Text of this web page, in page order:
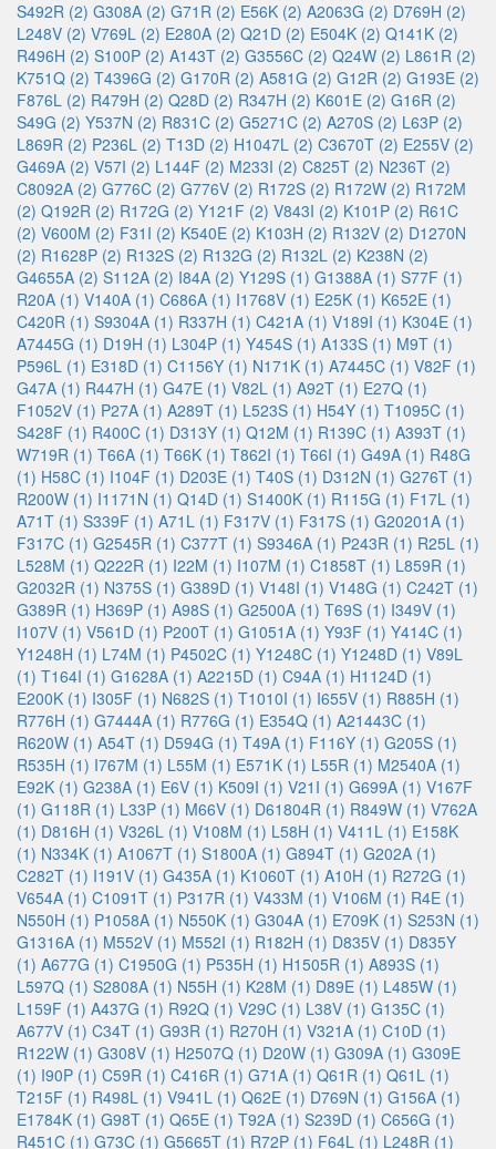
S492R (2) G308A (2) G71R (2) E56K (2) A2063G (2) D769H (2)
L248V (2) V769L (2) E280A (2) Q21D (2) E504K (2) Q141K (2)
R496H (2) S100P (2) A143T (2) G3556C (2) Q24W (2) L861R (2)
K751Q (2) T4396G (2) G170R (2) A581G (2) G12R (2) G193E (2)
F876L (2) R479H (2) Q28D (2) R347H (2) K601E (2) G16R (2)
S49G (2) Y537N (2) R831C (2) G5271C (2) A270S (2) L63P (2)
L869R (2) P236L (2) T13D (2) H1047L (2) C3670T (2) E255V (2)
G469A (2) V57I (2) L144F (2) M233I (2) C825T (2) N236T (2)
C8092A (2) G776C (2) G776V (2) R172S (2) R172W (2) R172M
(2) Q192R (2) R172G (2) Y121F (2) V843I (2) K101P (2) R61C
(2) V600M (2) F31I (2) K540E (2) K103H (2) R132V (2) D1270N
(2) R1628P (2) R132S (2) R132G (2) R132L (2) K238N (2)
G4655A (2) S112A (2) I84A (2) Y129S (1) G1388A (1) S77F (1)
R20A (1) V140A (1) C686A (1) I1768V (1) E25K (1) K652E (1)
C420R (1) S9304A (1) R337H (1) C421A (1) V189I (1) K304E (1)
A7445G (1) D19H (1) L304P (1) Y454S (1) A133S (1) M9T (1)
P596L (1) E318D (1) C1156Y (1) N171K (1) A7445C (1) V82F (1)
G47A (1) R447H (1) G47E (1) V82L (1) A92T (1) E27Q (1)
F1052V (1) P27A (1) A289T (1) L523S (1) H54Y (1) T1095C (1)
S428F (1) R400C (1) D313Y (1) Q12M (1) R139C (1) A393T (1)
W719R (1) T66A (1) T66K (1) T862I (1) T66I (1) G49A (1) R48G
(1) H58C (1) I104F (1) D203E (1) T40S (1) D312N (1) G276T (1)
R200W (1) I1171N (1) Q14D (1) S1400K (1) R115G (1) F17L (1)
A71T (1) S339F (1) A71L (1) F317V (1) F317S (1) G20201A (1)
F317C (1) G2545R (1) C377T (1) S9346A (1) P243R (1) R25L (1)
L528M (1) Q222R (1) I22M (1) I107M (1) C1858T (1) L859R (1)
G2032R (1) N375S (1) G389D (1) V148I (1) V148G (1) C242T (1)
G389R (1) H369P (1) A98S (1) G2500A (1) T69S (1) I349V (1)
I107V (1) V561D (1) P200T (1) G1051A (1) Y93F (1) Y414C (1)
Y1248H (1) L74M (1) P4502C (1) Y1248C (1) Y1248D (1) V89L
(1) T164I (1) G1628A (1) A2215D (1) C94A (1) H1124D (1)
E200K (1) I305F (1) N682S (1) T1010I (1) I655V (1) R885H (1)
R776H (1) G7444A (1) R776G (1) E354Q (1) A21443C (1)
R620W (1) A54T (1) D594G (1) T49A (1) F116Y (1) G205S (1)
R535H (1) I767M (1) L55M (1) E571K (1) L55R (1) M2540A (1)
E92K (1) G238A (1) E6V (1) K509I (1) V21I (1) G699A (1) V167F
(1) G118R (1) L33P (1) M66V (1) D61804R (1) R849W (1) V762A
(1) D816H (1) V326L (1) V108M (1) L58H (1) V411L (1) E158K
(1) N334K (1) A1067T (1) S1800A (1) G894T (1) G202A (1)
C282T (1) I191V (1) G435A (1) K1060T (1) A10H (1) R272G (1)
V654A (1) C1091T (1) P317R (1) V433M (1) V106M (1) R4E (1)
N550H (1) P1058A (1) N550K (1) G304A (1) E709K (1) S253N (1)
G1316A (1) M552V (1) M552I (1) R182H (1) D835V (1) D835Y
(1) A677G (1) C1950G (1) P535H (1) H1505R (1) A893S (1)
L597Q (1) S2808A (1) N55H (1) K28M (1) D89E (1) L485W (1)
L159F (1) A437G (1) R92Q (1) V29C (1) L38V (1) G135C (1)
A677V (1) C34T (1) G93R (1) R270H (1) V321A (1) C10D (1)
R122W (1) G308V (1) H2507Q (1) D20W (1) G309A (1) G309E
(1) I90P (1) C59R (1) C416R (1) G71A (1) Q61R (1) Q61L (1)
T215F (1) R498L (1) V941L (1) Q62E (1) D769N (1) G156A (1)
E1784K (1) G98T (1) Q65E (1) T92A (1) S239D (1) C656G (1)
R451C (1) G73C (1) G5665T (1) R72P (1) F64L (1) L248R (1)